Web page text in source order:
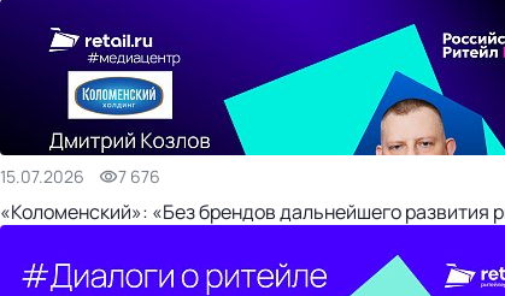
15.07.2026 7 676
«Коломенский»: «Без брендов дальнейшего развития